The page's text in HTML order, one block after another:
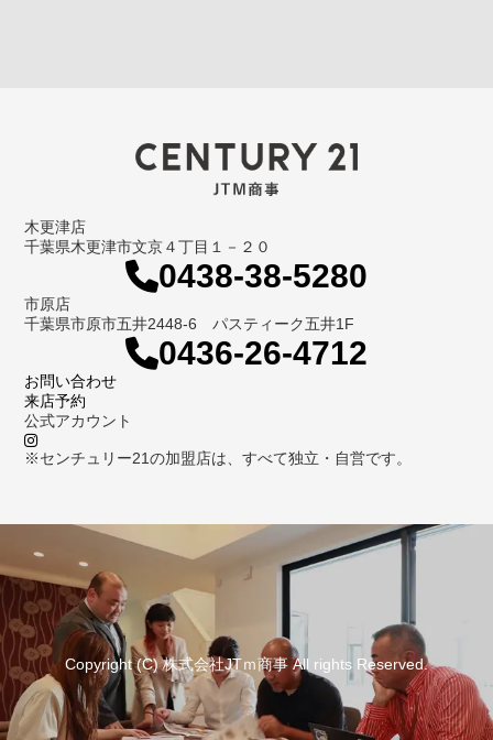
木更津店
千葉県木更津市文京４丁目１－２０
0438-38-5280
市原店
千葉県市原市五井2448-6 パスティーク五井1F
0436-26-4712
お問い合わせ
来店予約
公式アカウント
※センチュリー21の加盟店は、すべて独立・自営です。
Copyright (C) 株式会社JTｍ商事 All rights Reserved.